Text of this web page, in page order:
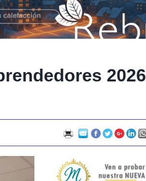
2026